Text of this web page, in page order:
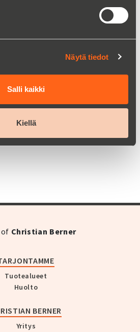
Näytä tiedot
Salli kaikki
Kiellä
Christian Berner
Tuotealueet
Huolto
BERNER
Yritys